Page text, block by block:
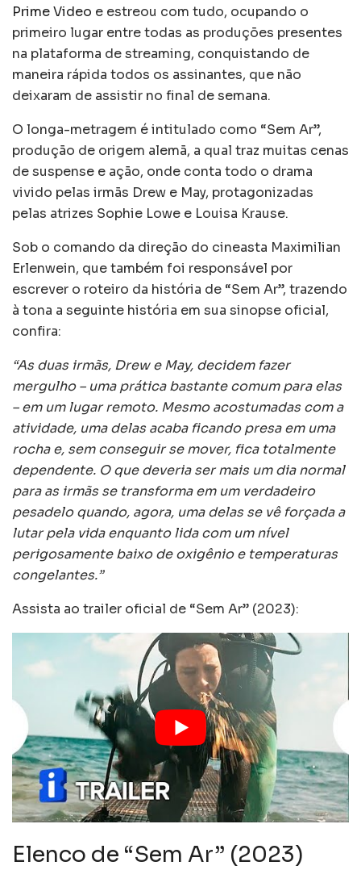
Prime Video e estreou com tudo, ocupando o
primeiro lugar entre todas as produções presentes
na plataforma de streaming, conquistando de
maneira rápida todos os assinantes, que não
deixaram de assistir no final de semana.
O longa-metragem é intitulado como “Sem Ar”,
produção de origem alemã, a qual traz muitas cenas
de suspense e ação, onde conta todo o drama
vivido pelas irmãs Drew e May, protagonizadas
pelas atrizes Sophie Lowe e Louisa Krause.
Sob o comando da direção do cineasta Maximilian
Erlenwein, que também foi responsável por
escrever o roteiro da história de “Sem Ar”, trazendo
à tona a seguinte história em sua sinopse oficial,
confira:
“As duas irmãs, Drew e May, decidem fazer
mergulho – uma prática bastante comum para elas
– em um lugar remoto. Mesmo acostumadas com a
atividade, uma delas acaba ficando presa em uma
rocha e, sem conseguir se mover, fica totalmente
dependente. O que deveria ser mais um dia normal
para as irmãs se transforma em um verdadeiro
pesadelo quando, agora, uma delas se vê forçada a
lutar pela vida enquanto lida com um nível
perigosamente baixo de oxigênio e temperaturas
congelantes.”
Assista ao trailer oficial de “Sem Ar” (2023):
Elenco de “Sem Ar” (2023)